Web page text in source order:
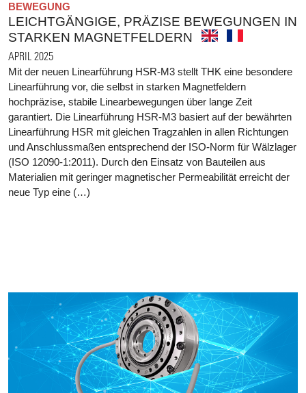
BEWEGUNG
LEICHTGÄNGIGE, PRÄZISE BEWEGUNGEN IN
STARKEN MAGNETFELDERN
APRIL 2025
Mit der neuen Linearführung HSR-M3 stellt THK eine besondere
Linearführung vor, die selbst in starken Magnetfeldern
hochpräzise, stabile Linearbewegungen über lange Zeit
garantiert. Die Linearführung HSR-M3 basiert auf der bewährten
Linearführung HSR mit gleichen Tragzahlen in allen Richtungen
und Anschlussmaßen entsprechend der ISO-Norm für Wälzlager
(ISO 12090-1:2011). Durch den Einsatz von Bauteilen aus
Materialien mit geringer magnetischer Permeabilität erreicht der
neue Typ eine (…)